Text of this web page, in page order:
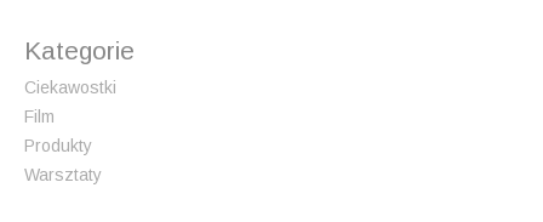
a
t
i
o
n
Kategorie
Ciekawostki
Film
Produkty
Warsztaty